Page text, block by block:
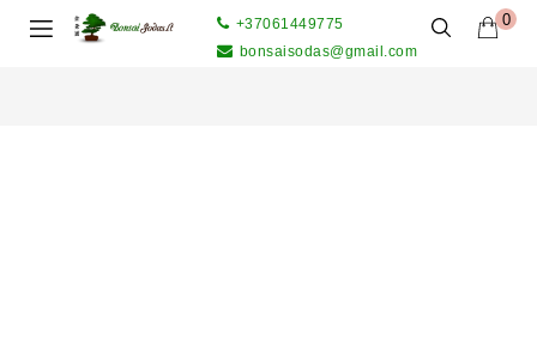
0
+37061449775
bonsaisodas@gmail.com